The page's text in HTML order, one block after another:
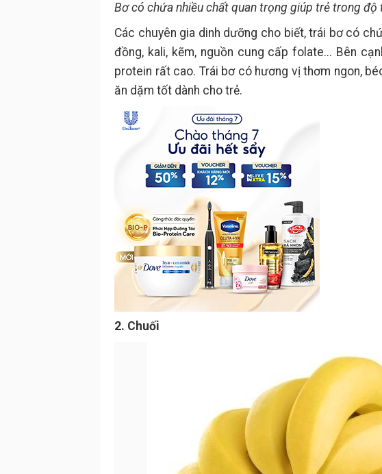
Bơ có chứa nhiều chất quan trọng giúp trẻ trong
Các chuyên gia dinh dưỡng cho biết, trái bơ có
đồng, kali, kẽm, nguồn cung cấp folate... Bên
protein rất cao. Trái bơ có hương vị thơm ngon,
ăn dặm tốt dành cho trẻ.
2. Chuối